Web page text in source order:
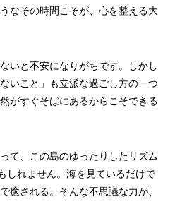
なその時間こそが、心を整える大
いと不安になりがちです。しかし
いこと」も立派な過ごし方の一つ
がすぐそばにあるからこそできる
て、この島のゆったりしたリズム
しれません。海を見ているだけで
癒される。そんな不思議な力が、